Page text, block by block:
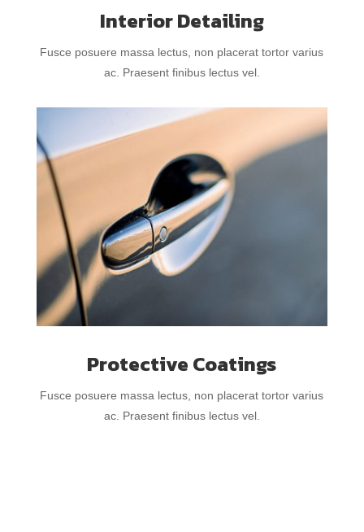
Interior Detailing
Fusce posuere massa lectus, non placerat tortor varius
ac. Praesent finibus lectus vel.
Protective Coatings
Fusce posuere massa lectus, non placerat tortor varius
ac. Praesent finibus lectus vel.